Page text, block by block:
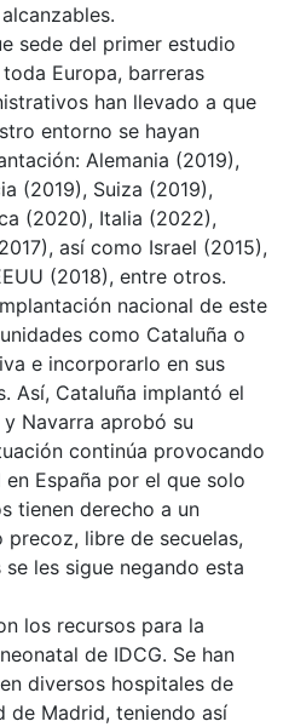
sede del primer estudio
Europa, barreras
han llevado a que
entorno se hayan
Alemania (2019),
(2019), Suiza (2019),
(2020), Italia (2022),
así como Israel (2015),
(2018), entre otros.
nacional de este
como Cataluña o
e incorporarlo en sus
Así, Cataluña implantó el
Navarra aprobó su
continúa provocando
España por el que solo
tienen derecho a un
libre de secuelas,
les sigue negando esta
los recursos para la
de IDCG. Se han
diversos hospitales de
de Madrid, teniendo así